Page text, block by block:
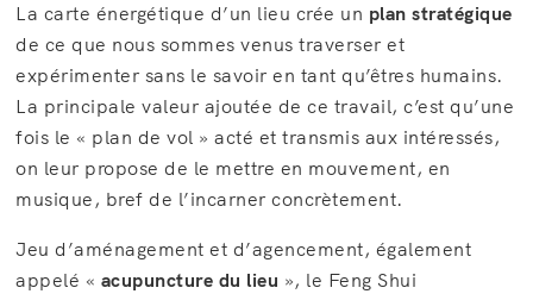
La carte énergétique d’un lieu crée un plan stratégique
de ce que nous sommes venus traverser et
expérimenter sans le savoir en tant qu’êtres humains.
La principale valeur ajoutée de ce travail, c’est qu’une
fois le « plan de vol » acté et transmis aux intéressés,
on leur propose de le mettre en mouvement, en
musique, bref de l’incarner concrètement.
Jeu d’aménagement et d’agencement, également
appelé « acupuncture du lieu », le Feng Shui